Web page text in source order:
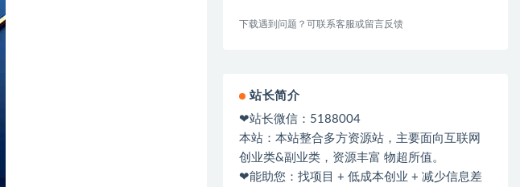
下载遇到问题？可联系客服或留言反馈
站长简介
❤站长微信：5188004
本站：本站整合多方资源站，主要面向互联网
创业类&副业类，资源丰富 物超所值。
❤能助您：找项目 + 低成本创业 + 减少信息差